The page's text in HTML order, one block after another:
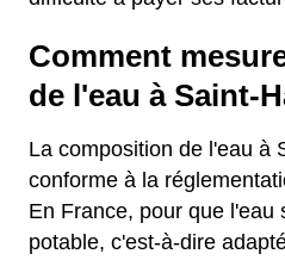
Comment
de l'eau à Saint-
La composition de l'eau à
conforme à la
En France, pour que l'eau
potable, c'est-à-dire